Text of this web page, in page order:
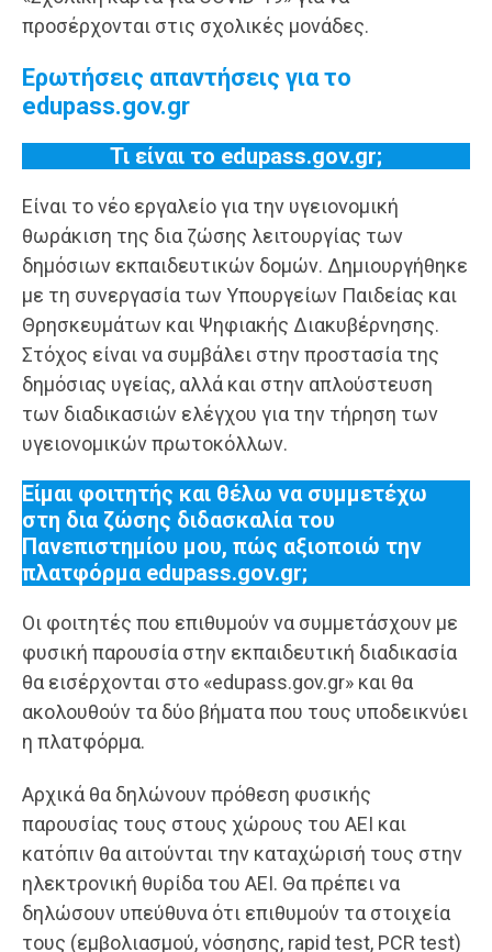
προσέρχονται στις σχολικές μονάδες.
Ερωτήσεις απαντήσεις για το
edupass.gov.gr
Τι είναι το edupass.gov.gr;
Είναι το νέο εργαλείο για την υγειονομική
θωράκιση της δια ζώσης λειτουργίας των
δημόσιων εκπαιδευτικών δομών. Δημιουργήθηκε
με τη συνεργασία των Υπουργείων Παιδείας και
Θρησκευμάτων και Ψηφιακής Διακυβέρνησης.
Στόχος είναι να συμβάλει στην προστασία της
δημόσιας υγείας, αλλά και στην απλούστευση
των διαδικασιών ελέγχου για την τήρηση των
υγειονομικών πρωτοκόλλων.
Είμαι φοιτητής και θέλω να συμμετέχω
στη δια ζώσης διδασκαλία του
Πανεπιστημίου μου, πώς αξιοποιώ την
πλατφόρμα edupass.gov.gr;
Οι φοιτητές που επιθυμούν να συμμετάσχουν με
φυσική παρουσία στην εκπαιδευτική διαδικασία
θα εισέρχονται στο «edupass.gov.gr» και θα
ακολουθούν τα δύο βήματα που τους υποδεικνύει
η πλατφόρμα.
Αρχικά θα δηλώνουν πρόθεση φυσικής
παρουσίας τους στους χώρους του ΑΕΙ και
κατόπιν θα αιτούνται την καταχώρισή τους στην
ηλεκτρονική θυρίδα του ΑΕΙ. Θα πρέπει να
δηλώσουν υπεύθυνα ότι επιθυμούν τα στοιχεία
τους (εμβολιασμού, νόσησης, rapid test, PCR test)